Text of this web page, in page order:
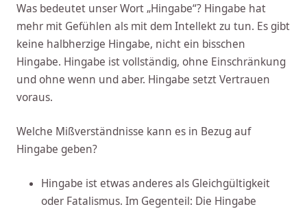
Was bedeutet unser Wort „Hingabe“? Hingabe hat
mehr mit Gefühlen als mit dem Intellekt zu tun. Es gibt
keine halbherzige Hingabe, nicht ein bisschen
Hingabe. Hingabe ist vollständig, ohne Einschränkung
und ohne wenn und aber. Hingabe setzt Vertrauen
voraus.
Welche Mißverständnisse kann es in Bezug auf
Hingabe geben?
Hingabe ist etwas anderes als Gleichgültigkeit
oder Fatalismus. Im Gegenteil: Die Hingabe